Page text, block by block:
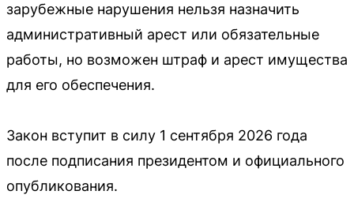
зарубежные нарушения нельзя назначить
административный арест или обязательные
работы, но возможен штраф и арест имущества
для его обеспечения.
Закон вступит в силу 1 сентября 2026 года
после подписания президентом и официального
опубликования.